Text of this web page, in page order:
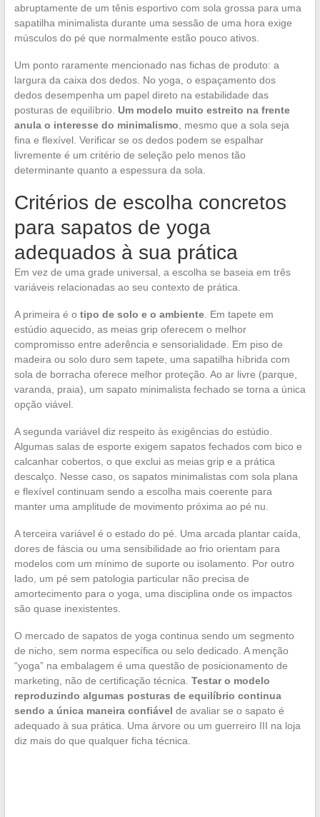
abruptamente de um tênis esportivo com sola grossa para uma
sapatilha minimalista durante uma sessão de uma hora exige
músculos do pé que normalmente estão pouco ativos.
Um ponto raramente mencionado nas fichas de produto: a
largura da caixa dos dedos. No yoga, o espaçamento dos
dedos desempenha um papel direto na estabilidade das
posturas de equilíbrio. Um modelo muito estreito na frente
anula o interesse do minimalismo, mesmo que a sola seja
fina e flexível. Verificar se os dedos podem se espalhar
livremente é um critério de seleção pelo menos tão
determinante quanto a espessura da sola.
Critérios de escolha concretos
para sapatos de yoga
adequados à sua prática
Em vez de uma grade universal, a escolha se baseia em três
variáveis relacionadas ao seu contexto de prática.
A primeira é o tipo de solo e o ambiente. Em tapete em
estúdio aquecido, as meias grip oferecem o melhor
compromisso entre aderência e sensorialidade. Em piso de
madeira ou solo duro sem tapete, uma sapatilha híbrida com
sola de borracha oferece melhor proteção. Ao ar livre (parque,
varanda, praia), um sapato minimalista fechado se torna a única
opção viável.
A segunda variável diz respeito às exigências do estúdio.
Algumas salas de esporte exigem sapatos fechados com bico e
calcanhar cobertos, o que exclui as meias grip e a prática
descalço. Nesse caso, os sapatos minimalistas com sola plana
e flexível continuam sendo a escolha mais coerente para
manter uma amplitude de movimento próxima ao pé nu.
A terceira variável é o estado do pé. Uma arcada plantar caída,
dores de fáscia ou uma sensibilidade ao frio orientam para
modelos com um mínimo de suporte ou isolamento. Por outro
lado, um pé sem patologia particular não precisa de
amortecimento para o yoga, uma disciplina onde os impactos
são quase inexistentes.
O mercado de sapatos de yoga continua sendo um segmento
de nicho, sem norma específica ou selo dedicado. A menção
“yoga” na embalagem é uma questão de posicionamento de
marketing, não de certificação técnica. Testar o modelo
reproduzindo algumas posturas de equilíbrio continua
sendo a única maneira confiável de avaliar se o sapato é
adequado à sua prática. Uma árvore ou um guerreiro III na loja
diz mais do que qualquer ficha técnica.